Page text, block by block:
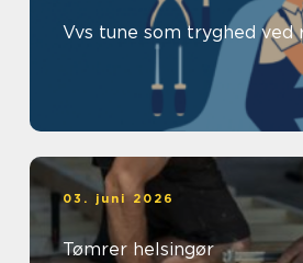
Vvs tune som tryghed ved
03. juni 2026
Tømrer helsingør